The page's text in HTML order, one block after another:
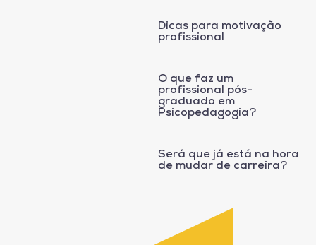
Dicas para motivação
profissional
O que faz um
profissional pós-
graduado em
Psicopedagogia?
Será que já está na hora
de mudar de carreira?